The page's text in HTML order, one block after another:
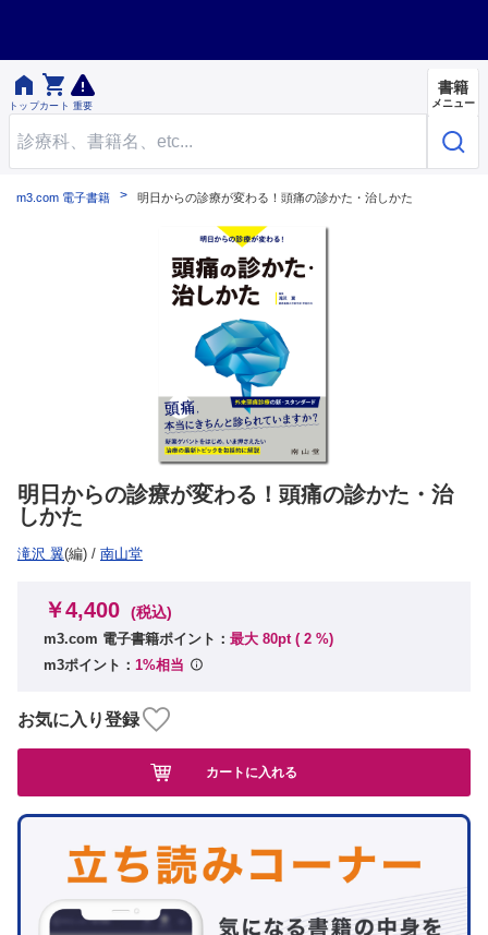

トップ

カート 重要
書籍
メニュー
m3.com 電子書籍 明日からの診療が変わる！頭痛の診かた・治しかた
明日からの診療が変わる！頭痛の診かた・治
しかた
滝沢 翼(編) / 南山堂
￥4,400 (税込)
m3.com 電子書籍ポイント： 最大 80pt ( 2 %)
m3ポイント： 1%相当
お気に入り登録
カートに入れる